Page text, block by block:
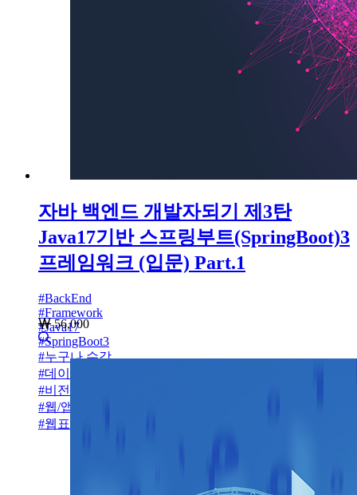
자바 백엔드 개발자되기 제3탄
Java17기반 스프링부트(SpringBoot)3
프레임워크 (입문) Part.1
#BackEnd
#Framework
#Java17
#SpringBoot3
#누구나 수강
#데이터베이스
#비전공자설계
#웹/앱설계
#웹표준
56,000